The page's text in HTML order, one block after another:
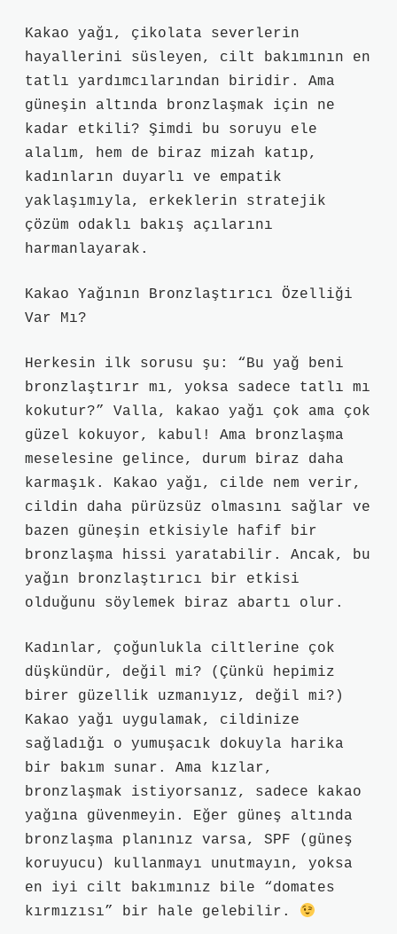
Kakao yağı, çikolata severlerin
hayallerini süsleyen, cilt bakımının en
tatlı yardımcılarından biridir. Ama
güneşin altında bronzlaşmak için ne
kadar etkili? Şimdi bu soruyu ele
alalım, hem de biraz mizah katıp,
kadınların duyarlı ve empatik
yaklaşımıyla, erkeklerin stratejik
çözüm odaklı bakış açılarını
harmanlayarak.
Kakao Yağının Bronzlaştırıcı Özelliği
Var Mı?
Herkesin ilk sorusu şu: “Bu yağ beni
bronzlaştırır mı, yoksa sadece tatlı mı
kokutur?” Valla, kakao yağı çok ama çok
güzel kokuyor, kabul! Ama bronzlaşma
meselesine gelince, durum biraz daha
karmaşık. Kakao yağı, cilde nem verir,
cildin daha pürüzsüz olmasını sağlar ve
bazen güneşin etkisiyle hafif bir
bronzlaşma hissi yaratabilir. Ancak, bu
yağın bronzlaştırıcı bir etkisi
olduğunu söylemek biraz abartı olur.
Kadınlar, çoğunlukla ciltlerine çok
düşkündür, değil mi? (Çünkü hepimiz
birer güzellik uzmanıyız, değil mi?)
Kakao yağı uygulamak, cildinize
sağladığı o yumuşacık dokuyla harika
bir bakım sunar. Ama kızlar,
bronzlaşmak istiyorsanız, sadece kakao
yağına güvenmeyin. Eğer güneş altında
bronzlaşma planınız varsa, SPF (güneş
koruyucu) kullanmayı unutmayın, yoksa
en iyi cilt bakımınız bile “domates
kırmızısı” bir hale gelebilir.